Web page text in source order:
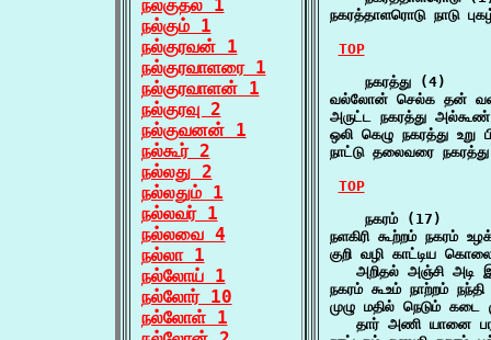
நல்குதல் 1
நல்கும் 1
நல்குரவன் 1
நல்குரவாளரை 1
நல்குரவாளன் 1
நல்குரவு 2
நல்குவனன் 1
நல்கூர் 2
நல்லது 2
நல்லதும் 1
நல்லவர் 1
நல்லவை 4
நல்லா 1
நல்லோய் 1
நல்லோர் 10
நல்லோள் 1
நகரத்தாளரொடு நாடு
TOP
    நகரத்து (4)
வல்லோன் செல்க தன்
அருட்ட நகரத்து
ஒலி கெழு நகரத்து
நாட்டு தலைவரை
TOP
    நகரம் (17)
நளகிரி கூற்றம் நகரம்
குறி வழி காட்டிய
அறிதல் அஞ்சி அடி
நகரம் கூஉம் நாற்றம்
முழு மதில் நெடும் கடை
தார் அணி யானை